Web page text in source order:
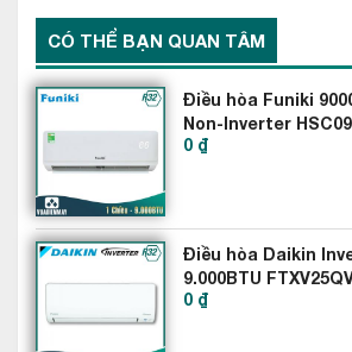
4. Làm nóng sấy khô
5. Quạt tự động khô hơi ẩm
giúp ngăn ngừa sự hình thành vi khuẩn,
lạnh, mang đến không gian sống trong lành
CÓ THỂ BẠN QUAN TÂM
Điều hòa Funiki
Non-Inverter
0 ₫
Điều hòa Daikin
9.000BTU
0 ₫